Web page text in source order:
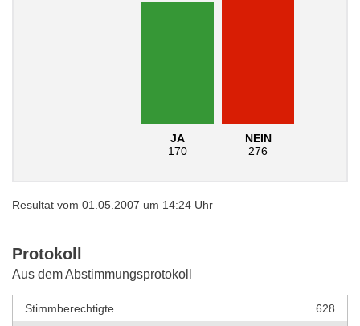
JA
170
NEIN
276
Resultat vom 01.05.2007 um 14:24 Uhr
Protokoll
Aus dem Abstimmungsprotokoll
Stimmberechtigte
628